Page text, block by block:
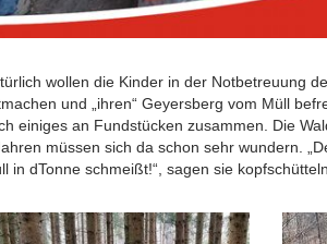
wollen die Kinder in der Notbetreuung
und „ihren“ Geyersberg vom Müll
einiges an Fundstücken zusammen. Die
müssen sich da schon sehr wundern.
in dTonne schmeißt!“, sagen sie